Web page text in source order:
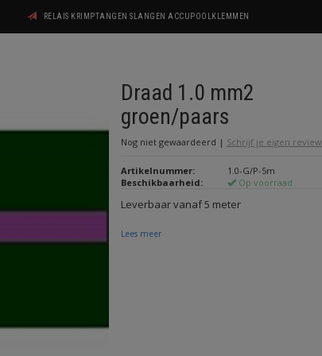
RELAIS KRIMPTANGEN SLANGEN ACCUPOOLKLEMMEN
Draad 1.0 mm2
groen/paars
Nog niet gewaardeerd | Schrijf je eigen review
Artikelnummer:
1.0-G/P-5m
Beschikbaarheid:
Op voorraad
Leverbaar vanaf 5 meter
Lees meer